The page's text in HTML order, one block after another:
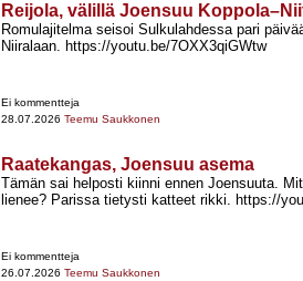
Reijola, välillä Joensuu
Romulajitelma seisoi Sulkulahdessa pari
Niiralaan. https://youtu.be/7OXX3qiGWtw
Ei kommentteja
28.07.2026 Teemu Saukkonen
Raatekangas, Joensuu asema
Tämän sai helposti kiinni ennen Joensuuta.
lienee? Parissa tietysti katteet rikki. https://
Ei kommentteja
26.07.2026 Teemu Saukkonen